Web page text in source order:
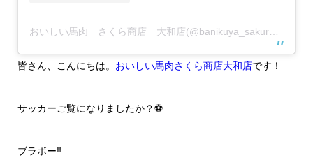
皆さん、こんにちは。 おいしい馬肉さくら商店大和店です！
サッカーご覧になりましたか？⚽
ブラボー‼️